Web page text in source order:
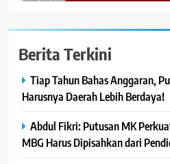
Berita Terkini
Tiap Tahun Bahas Anggaran,
Harusnya Daerah Lebih Berdaya!
Abdul Fikri: Putusan MK
MBG Harus Dipisahkan dari